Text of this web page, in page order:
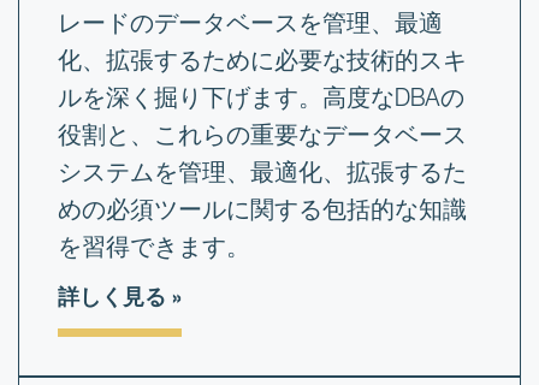
レードのデータベースを管理、最適
化、拡張するために必要な技術的スキ
ルを深く掘り下げます。高度なDBAの
役割と、これらの重要なデータベース
システムを管理、最適化、拡張するた
めの必須ツールに関する包括的な知識
を習得できます。
詳しく見る